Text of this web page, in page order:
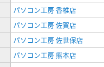
パソコン工房 香椎店
パソコン工房 佐賀店
パソコン工房 佐世保店
パソコン工房 熊本店